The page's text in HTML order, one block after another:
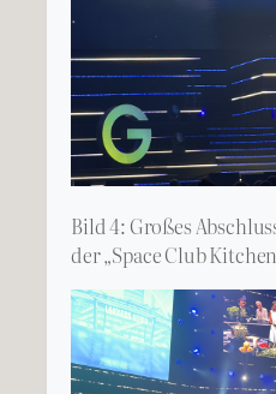
Bild 4: Großes
der „Space Club